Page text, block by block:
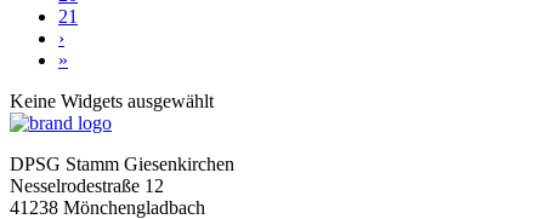
21
›
»
Keine Widgets ausgewählt
DPSG Stamm Giesenkirchen
Nesselrodestraße 12
41238 Mönchengladbach